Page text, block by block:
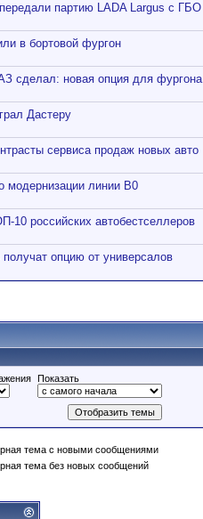
партию LADA Largus с ГБО
в бортовой фургон
сделал: новая опция для фургона
Дастеру
сервиса продаж новых авто
модернизации линии В0
10 российских автобестселлеров
опцию от универсалов
Показать
тема с новыми сообщениями
тема без новых сообщений